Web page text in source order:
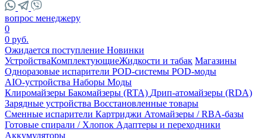
вопрос менеджеру
0
0 руб.
Ожидается поступление Новинки
УстройстваКомплектующиеЖидкости и табак Магазины
Одноразовые испарители POD-системы POD-моды
AIO-устройства Наборы Моды
Клиромайзеры Бакомайзеры (RTA) Дрип-атомайзеры (RDA)
Зарядные устройства Восстановленные товары
Сменные испарители Картриджи Атомайзеры / RBA-базы
Готовые спирали / Хлопок Адаптеры и переходники
Аккумуляторы